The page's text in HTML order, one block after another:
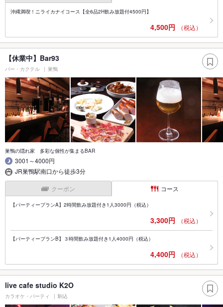
沖縄満喫！ニライカナイコース【全6品2H飲み放題付4500円】
4,500円 （税込）
【休業中】Bar93
バー・カクテル 巣鴨
巣鴨の隠れ家 多彩な個性が集まるBAR
3001～4000円
JR巣鴨駅南口から徒歩3分
クーポン コース
【パーティープランA】2時間飲み放題付き1人3000円（税込）
3,300円 （税込）
【パーティープランB】３時間飲み放題付き1人4000円（税込）
4,400円 （税込）
live cafe studio K2O
カラオケ・パーティ 駒込